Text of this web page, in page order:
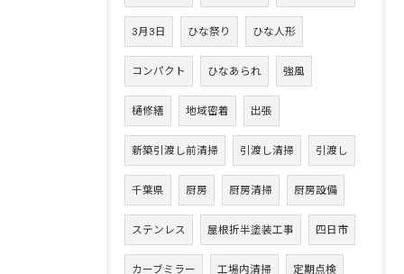
3月3日 ひな祭り ひな人形
コンパクト ひなあられ 強風
樋修繕 地域密着 出張
新築引渡し前清掃 引渡し清掃 引渡し
千葉県 厨房 厨房清掃 厨房設備
ステンレス 屋根折半塗装工事 四日市
カーブミラー 工場内清掃 定期点検